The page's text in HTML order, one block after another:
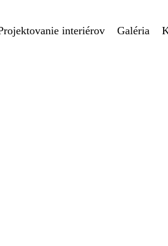
interiérov Galéria